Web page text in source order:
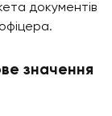
документів
значення